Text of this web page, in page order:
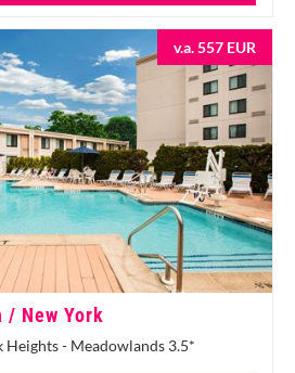
v.a. 557 EUR
/ New York
- Meadowlands 3.5*